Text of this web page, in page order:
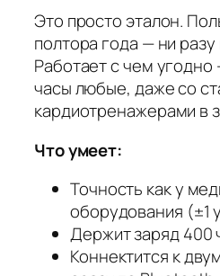
Это просто эталон.
полтора года — ни
Работает с чем
часы любые, даже со
кардиотренажерами в
Что умеет:
Точность как у
оборудования (±1
Держит заряд 400
Коннектится к